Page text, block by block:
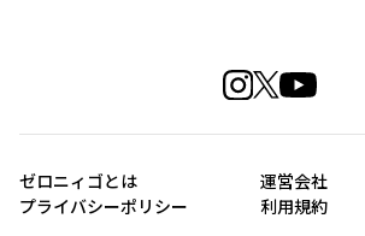
ゼロニィゴとは
運営会社
プライバシーポリシー
利用規約